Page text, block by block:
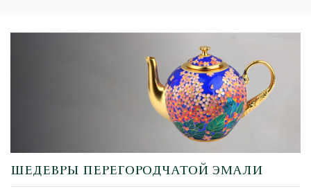
ШЕДЕВРЫ ПЕРЕГОРОДЧАТОЙ ЭМАЛИ